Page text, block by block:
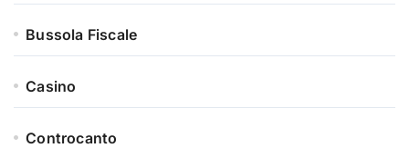
Bussola Fiscale
Casino
Controcanto